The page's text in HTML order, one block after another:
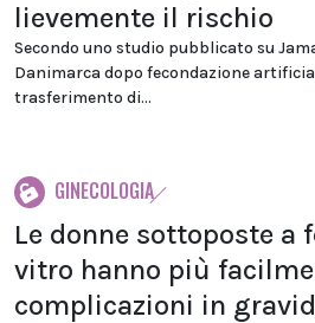
lievemente il rischio
Secondo uno studio pubblicato su
Danimarca dopo fecondazione
trasferimento di...
GINECOLOGIA
Le donne sottoposte a
vitro hanno più
complicazioni in